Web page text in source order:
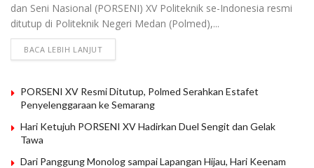
dan Seni Nasional (PORSENI) XV Politeknik se-Indonesia resmi
ditutup di Politeknik Negeri Medan (Polmed),...
BACA LEBIH LANJUT
PORSENI XV Resmi Ditutup, Polmed Serahkan Estafet
Penyelenggaraan ke Semarang
Hari Ketujuh PORSENI XV Hadirkan Duel Sengit dan Gelak
Tawa
Dari Panggung Monolog sampai Lapangan Hijau, Hari Keenam